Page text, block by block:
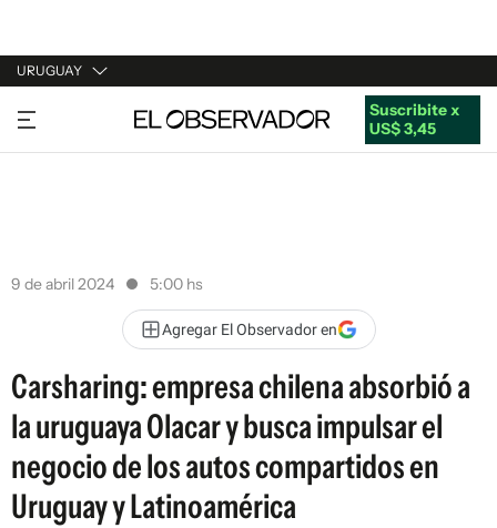
URUGUAY
URUGUAY
ARGENTINA
Suscribite x
US$ 3,45
9 de abril 2024 5:00 hs
Agregar El Observador en
Carsharing: empresa chilena absorbió a
la uruguaya Olacar y busca impulsar el
negocio de los autos compartidos en
Uruguay y Latinoamérica